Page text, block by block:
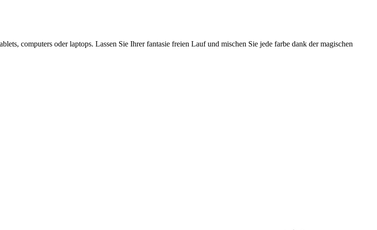
computers oder laptops. Lassen Sie Ihrer fantasie freien Lauf und mischen Sie jede farbe dank der magischen